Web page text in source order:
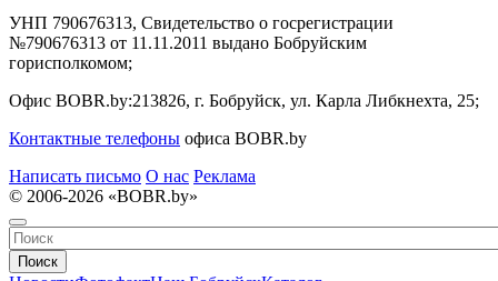
УНП 790676313, Свидетельство о госрегистрации
№790676313 от 11.11.2011 выдано Бобруйским
горисполкомом;
Офис BOBR.by:213826, г. Бобруйск, ул. Карла Либкнехта, 25;
Контактные телефоны офиса BOBR.by
Написать письмо О нас Реклама
© 2006-2026 «BOBR.by»
Поиск